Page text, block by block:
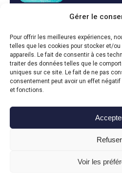
Gérer le
Pour offrir les meilleures expériences,
telles que les cookies pour stocker et/
appareils. Le fait de consentir à ces
traiter des données telles que le
uniques sur ce site. Le fait de ne pas
consentement peut avoir un effet
et fonctions.
Refuser
Voir les
Bons Plans
Vacances avec
13 décembre 2024
Toody ©
Mentions légales